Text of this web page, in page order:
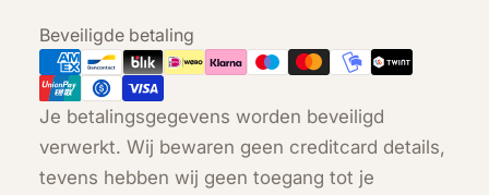
Beveiligde betaling
Betaalmethoden
Je betalingsgegevens worden beveiligd
verwerkt. Wij bewaren geen creditcard details,
tevens hebben wij geen toegang tot je